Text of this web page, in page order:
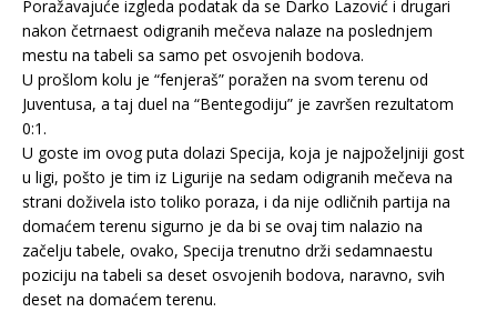
Poražavajuće izgleda podatak da se Darko Lazović i drugari
nakon četrnaest odigranih mečeva nalaze na poslednjem
mestu na tabeli sa samo pet osvojenih bodova.
U prošlom kolu je “fenjeraš” poražen na svom terenu od
Juventusa, a taj duel na “Bentegodiju” je završen rezultatom
0:1.
U goste im ovog puta dolazi Specija, koja je najpoželjniji gost
u ligi, pošto je tim iz Ligurije na sedam odigranih mečeva na
strani doživela isto toliko poraza, i da nije odličnih partija na
domaćem terenu sigurno je da bi se ovaj tim nalazio na
začelju tabele, ovako, Specija trenutno drži sedamnaestu
poziciju na tabeli sa deset osvojenih bodova, naravno, svih
deset na domaćem terenu.